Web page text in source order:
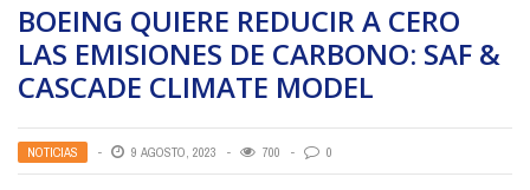
BOEING QUIERE REDUCIR A CERO
LAS EMISIONES DE CARBONO: SAF &
CASCADE CLIMATE MODEL
NOTICIAS 9 AGOSTO, 2023 700 0